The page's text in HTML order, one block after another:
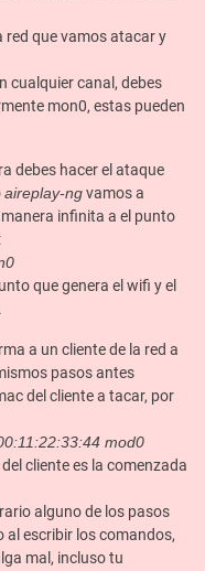
red que vamos atacar y
cualquier canal, debes
mon0, estas pueden
debes hacer el ataque
aireplay-ngvamos a
infinita a el punto
que genera el wifi y el
a un cliente de la red a
pasos antes
del cliente a tacar, por
mod0
cliente es la comenzada
alguno de los pasos
al escribir los comandos,
mal, incluso tu